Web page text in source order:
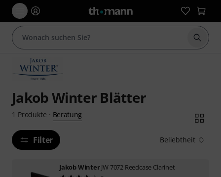
Suche
Jakob Winter Blätter
1 Produkte · Beratung
Filter Beliebtheit
Jakob WinterJW 7072 Reedcase Clarinet